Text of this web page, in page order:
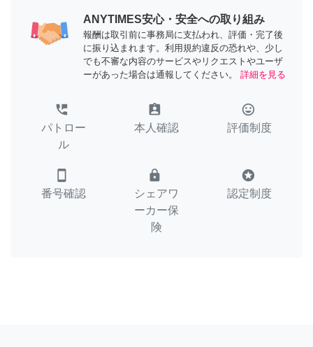
ANYTIMES安心・安全への取り組み
報酬は取引前に事務局に支払われ、評価・完了後
に振り込まれます。利用規約違反の恐れや、少し
でも不審な内容のサービスやリクエストやユーザ
ーがあった場合は通報してください。
詳細を見る
perm_phone_msg
パトロー
ル
assignment_ind
本人確認
tag_faces
評価制度
smartphone
番号確認
lock
シェアワ
ーカー保
険
stars
認定制度